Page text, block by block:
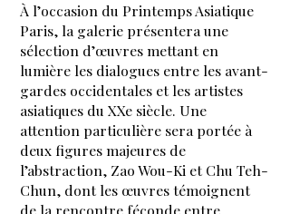
À l’occasion du Printemps Asiatique
Paris, la galerie présentera une
sélection d’œuvres mettant en
lumière les dialogues entre les avant-
gardes occidentales et les artistes
asiatiques du XXe siècle. Une
attention particulière sera portée à
deux figures majeures de
l’abstraction, Zao Wou-Ki et Chu Teh-
Chun, dont les œuvres témoignent
de la rencontre féconde entre